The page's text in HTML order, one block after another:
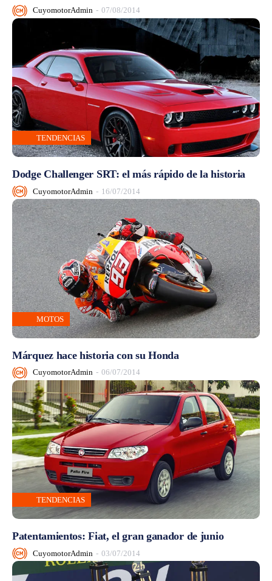
CuyomotorAdmin - 07/08/2014
TENDENCIAS
Dodge Challenger SRT: el más rápido de la historia
CuyomotorAdmin - 16/07/2014
MOTOS
Márquez hace historia con su Honda
CuyomotorAdmin - 06/07/2014
TENDENCIAS
Patentamientos: Fiat, el gran ganador de junio
CuyomotorAdmin - 03/07/2014